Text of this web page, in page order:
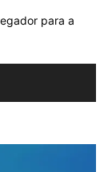
para a